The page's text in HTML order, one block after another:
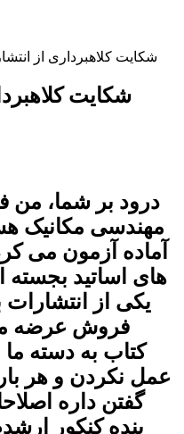
شکایت کلاهبرداری از
شکایت
درود بر شما، من
مهندسی مکانیک
آماده آزمون می
های اساتید
یکی از
فروش عرضه می
کتاب به دسته
عمل نکردن و هر
گفتن داره
بنده کنکور